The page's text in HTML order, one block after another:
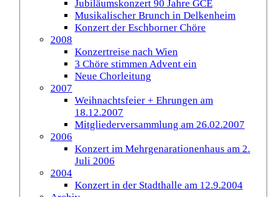
Jubiläumskonzert 90 Jahre GCE
Musikalischer Brunch in Delkenheim
Konzert der Eschborner Chöre
2008
Konzertreise nach Wien
3 Chöre stimmen Advent ein
Neue Chorleitung
2007
Weihnachtsfeier + Ehrungen am
18.12.2007
Mitgliederversammlung am 26.02.2007
2006
Konzert im Mehrgenarationenhaus am 2.
Juli 2006
2004
Konzert in der Stadthalle am 12.9.2004